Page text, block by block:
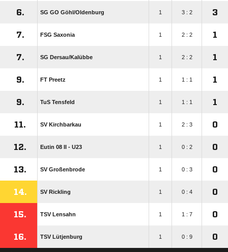
6. SG GO Göhl/​Oldenburg 1 3 : 2 3
7. FSG Saxonia 1 2 : 2 1
7. SG Dersau/​Kalübbe 1 2 : 2 1
9. FT Preetz 1 1 : 1 1
9. TuS Tensfeld 1 1 : 1 1
11. SV Kirchbarkau 1 2 : 3 0
12. Eutin 08 II - U23 1 0 : 2 0
13. SV Großenbrode 1 0 : 3 0
14. SV Rickling 1 0 : 4 0
15. TSV Lensahn 1 1 : 7 0
16. TSV Lütjenburg 1 0 : 9 0